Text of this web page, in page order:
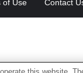
of Use Contact